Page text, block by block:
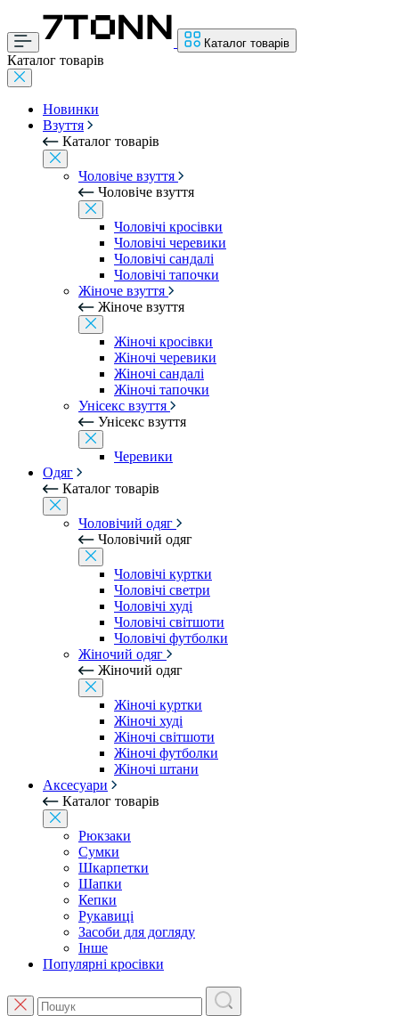
Каталог товарів
Каталог товарів
Новинки
Взуття
Каталог товарів
Чоловіче взуття
Чоловіче взуття
Чоловічі кросівки
Чоловічі черевики
Чоловічі сандалі
Чоловічі тапочки
Жіноче взуття
Жіноче взуття
Жіночі кросівки
Жіночі черевики
Жіночі сандалі
Жіночі тапочки
Унісекс взуття
Унісекс взуття
Черевики
Одяг
Каталог товарів
Чоловічий одяг
Чоловічий одяг
Чоловічі куртки
Чоловічі светри
Чоловічі худі
Чоловічі світшоти
Чоловічі футболки
Жіночий одяг
Жіночий одяг
Жіночі куртки
Жіночі худі
Жіночі світшоти
Жіночі футболки
Жіночі штани
Аксесуари
Каталог товарів
Рюкзаки
Сумки
Шкарпетки
Шапки
Кепки
Рукавиці
Засоби для догляду
Інше
Популярні кросівки